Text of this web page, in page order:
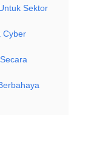
Sektor
Cyber